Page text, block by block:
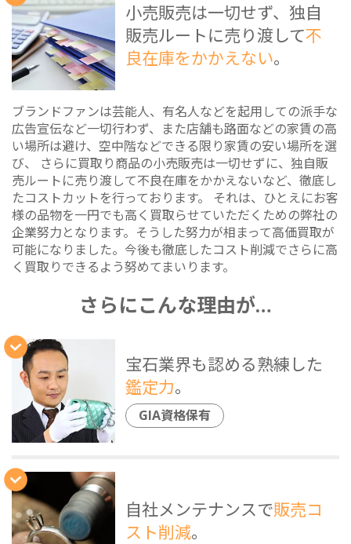
小売販売は一切せず、独自
販売ルートに売り渡して不
良在庫をかかえない。
ブランドファンは芸能人、有名人などを起用しての派手な
広告宣伝など一切行わず、また店舗も路面などの家賃の高
い場所は避け、空中階などできる限り家賃の安い場所を選
び、 さらに買取り商品の小売販売は一切せずに、独自販
売ルートに売り渡して不良在庫をかかえないなど、徹底し
たコストカットを行っております。 それは、ひとえにお客
様の品物を一円でも高く買取らせていただくための弊社の
企業努力となります。そうした努力が相まって高価買取が
可能になりました。今後も徹底したコスト削減でさらに高
く買取りできるよう努めてまいります。
さらにこんな理由が…
宝石業界も認める熟練した
鑑定力。
GIA資格保有
自社メンテナンスで販売コ
スト削減。